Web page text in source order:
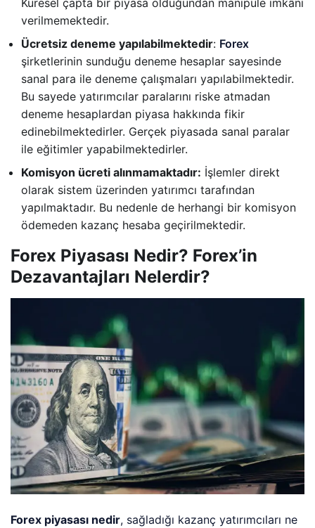
Küresel çapta bir piyasa olduğundan manipüle imkânı
verilmemektedir.
Ücretsiz deneme yapılabilmektedir: Forex
şirketlerinin sunduğu deneme hesaplar sayesinde
sanal para ile deneme çalışmaları yapılabilmektedir.
Bu sayede yatırımcılar paralarını riske atmadan
deneme hesaplardan piyasa hakkında fikir
edinebilmektedirler. Gerçek piyasada sanal paralar
ile eğitimler yapabilmektedirler.
Komisyon ücreti alınmamaktadır: İşlemler direkt
olarak sistem üzerinden yatırımcı tarafından
yapılmaktadır. Bu nedenle de herhangi bir komisyon
ödemeden kazanç hesaba geçirilmektedir.
Forex Piyasası Nedir? Forex’in
Dezavantajları Nelerdir?
Forex piyasası nedir, sağladığı kazanç yatırımcıları ne